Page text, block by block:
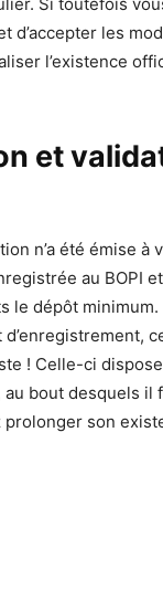
d’accepter les
l’existence
et
n’a été émise à
au BOPI
le dépôt minimum.
! Celle-ci
au bout desquels il
prolonger son